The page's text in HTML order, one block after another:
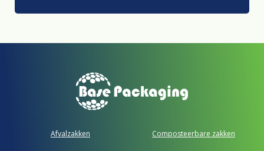
Afvalzakken Composteerbare zakken